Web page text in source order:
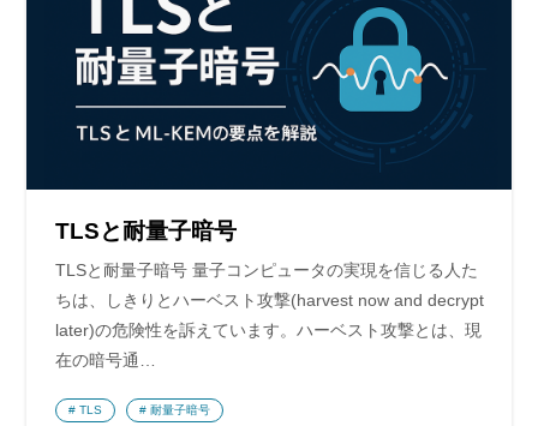
TLSと耐量子暗号
TLSと耐量子暗号 量子コンピュータの実現を信じる人た
ちは、しきりとハーベスト攻撃(harvest now and decrypt
later)の危険性を訴えています。ハーベスト攻撃とは、現
在の暗号通…
TLS 耐量子暗号